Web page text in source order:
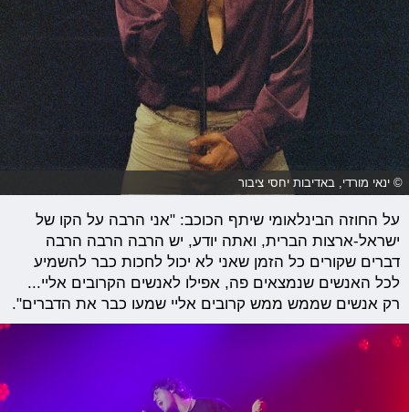
© ינאי מורדי, באדיבות יחסי ציבור
על החוזה הבינלאומי שיתף הכוכב: "אני הרבה על הקו של
ישראל-ארצות הברית, ואתה יודע, יש הרבה הרבה הרבה
דברים שקורים כל הזמן שאני לא יכול לחכות כבר להשמיע
לכל האנשים שנמצאים פה, אפילו לאנשים הקרובים אליי...
רק אנשים שממש ממש קרובים אליי שמעו כבר את הדברים".